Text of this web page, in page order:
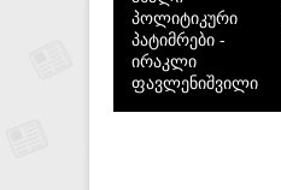
პოლიტიკური
პატიმრები -
ირაკლი
ფავლენიშვილი